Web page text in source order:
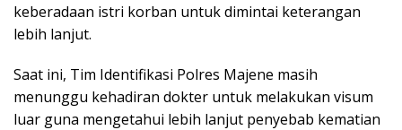
keberadaan istri korban untuk dimintai keterangan
lebih lanjut.
Saat ini, Tim Identifikasi Polres Majene masih
menunggu kehadiran dokter untuk melakukan visum
luar guna mengetahui lebih lanjut penyebab kematian